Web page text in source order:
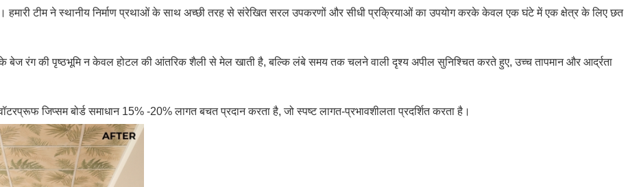
हमारी टीम ने स्थानीय निर्माण प्रथाओं के साथ अच्छी तरह से संरेखित सरल उपकरणों और सीधी प्रक्रियाओं का उपयोग करके केवल एक घंटे में एक क्षेत्र के लिए छत
बेज रंग की पृष्ठभूमि न केवल होटल की आंतरिक शैली से मेल खाती है, बल्कि लंबे समय तक चलने वाली दृश्य अपील सुनिश्चित करते हुए, उच्च तापमान और आर्द्रता
जिप्सम बोर्ड समाधान 15% -20% लागत बचत प्रदान करता है, जो स्पष्ट लागत-प्रभावशीलता प्रदर्शित करता है।